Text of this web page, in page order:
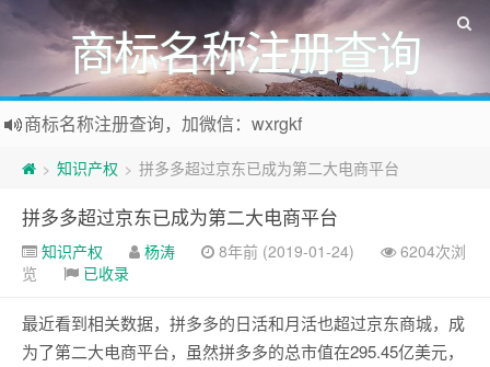
商标名称注册查询
商标名称注册查询，加微信：wxrgkf
商标注册和购买，加微信：wxrgkf
> 知识产权 > 拼多多超过京东已成为第二大电商平台
拼多多超过京东已成为第二大电商平台
知识产权 杨涛 8年前 (2019-01-24)
6204次浏
览
已收录
最近看到相关数据，拼多多的日活和月活也超过京东商城，成
为了第二大电商平台，虽然拼多多的总市值在295.45亿美元，